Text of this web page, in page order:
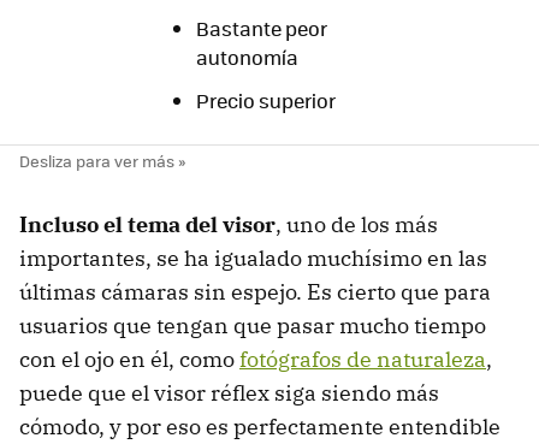
Bastante peor
autonomía
Precio superior
Incluso el tema del visor, uno de los más
importantes, se ha igualado muchísimo en las
últimas cámaras sin espejo. Es cierto que para
usuarios que tengan que pasar mucho tiempo
con el ojo en él, comofotógrafos de naturaleza,
puede que el visor réflex siga siendo más
cómodo, y por eso es perfectamente entendible